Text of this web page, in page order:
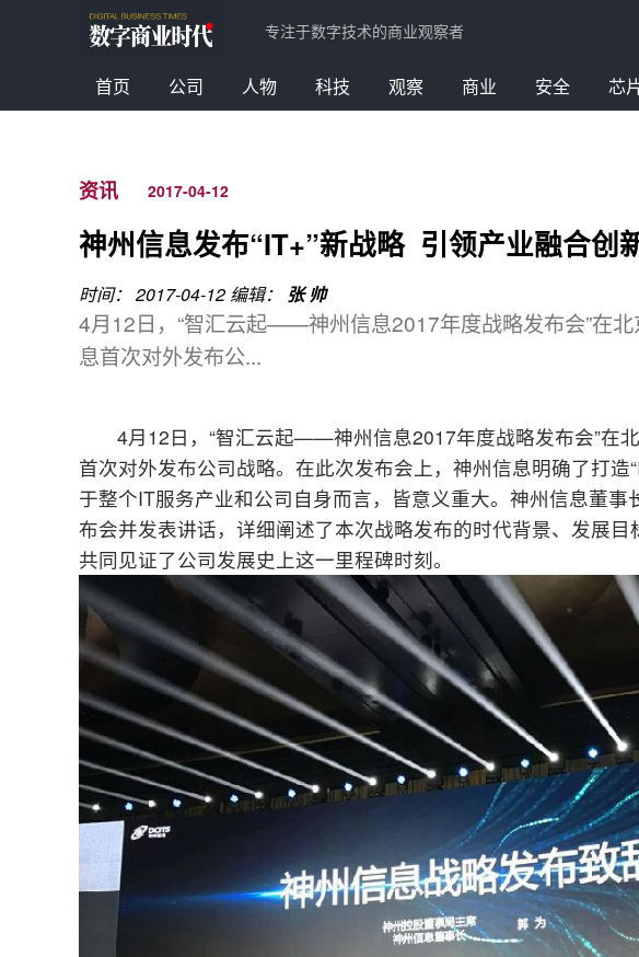
专注于数字技术的商业观察者
首页 公司 人物 科技 观察 商业 安全 芯
资讯 2017-04-12
神州信息发布“IT+”新战略 引领产业融合创
时间： 2017-04-12编辑： 张 帅
4月12日，“智汇云起——神州信息2017年度战略发布会”在
息首次对外发布公...
4月12日，“智汇云起——神州信息2017年度战略发布会”在
首次对外发布公司战略。在此次发布会上，神州信息明确了打造
于整个IT服务产业和公司自身而言，皆意义重大。神州信息董
布会并发表讲话，详细阐述了本次战略发布的时代背景、发展
共同见证了公司发展史上这一里程碑时刻。